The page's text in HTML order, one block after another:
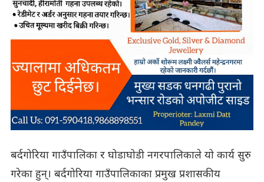
बर्दगोरिया गाउँपालिका र घोडाघोडी नगरपालिकाले यो कार्य सुरु
गरेका हुन्। बर्दगोरिया गाउँपालिकाका प्रमुख प्रशासकीय